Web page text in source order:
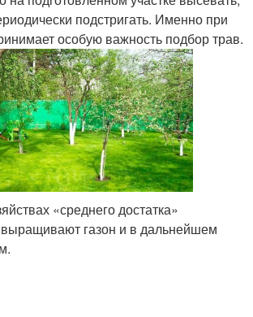
подстригать. Именно при
особую важность подбор трав.
«среднего достатка»
газон и в дальнейшем